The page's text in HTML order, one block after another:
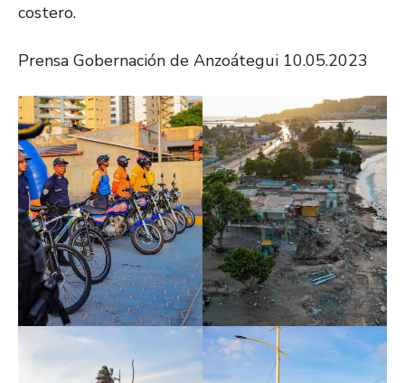
costero.
Prensa Gobernación de Anzoátegui 10.05.2023